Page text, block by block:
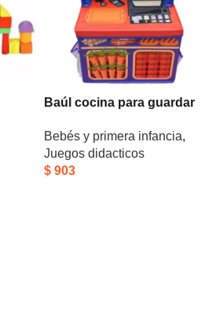
Baúl cocina para guardar
Bebés y primera infancia,
Juegos didacticos
$ 903